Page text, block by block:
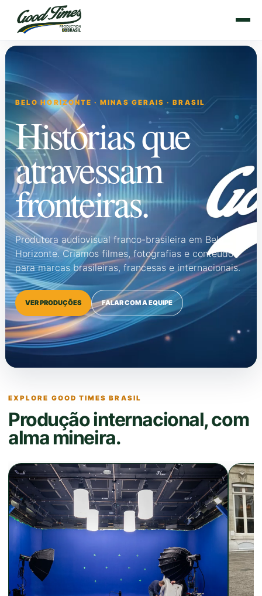
Acessar
o
conteúdo
BELO HORIZONTE · MINAS GERAIS · BRASIL
Histórias que
atravessam
fronteiras.
Produtora audiovisual franco-brasileira em Belo
Horizonte. Criamos filmes, fotografias e conteúdos
para marcas brasileiras, francesas e internacionais.
VER PRODUÇÕES FALAR COM A EQUIPE
EXPLORE GOOD TIMES BRASIL
Produção internacional, com
alma mineira.